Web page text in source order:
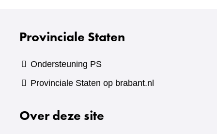
Provinciale Staten
Ondersteuning PS
Provinciale Staten op brabant.nl
Over deze site